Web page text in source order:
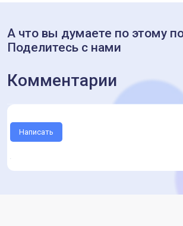
А что вы думаете по этому
Поделитесь с нами
Комментарии
Написать